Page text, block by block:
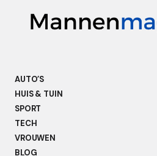
AUTO’S
HUIS & TUIN
SPORT
TECH
VROUWEN
BLOG